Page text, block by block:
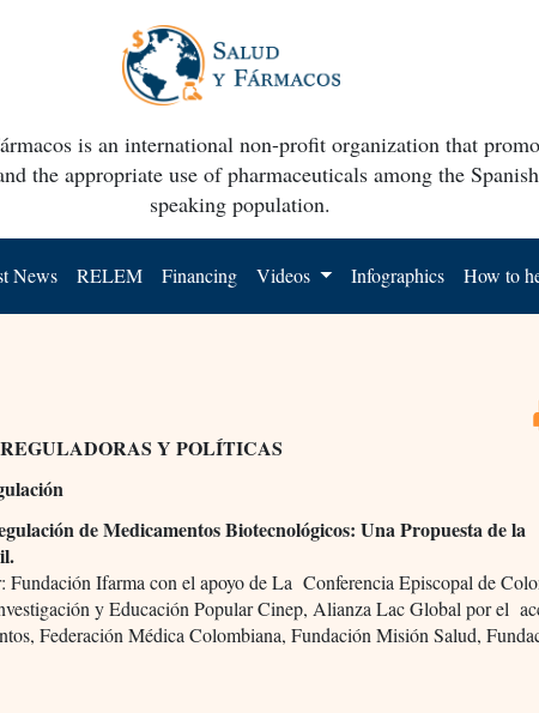
is an international non-profit organization that
the appropriate use of pharmaceuticals among the
speaking population.
News RELEM Financing Videos Infographics How to
Y POLÍTICAS
de Medicamentos Biotecnológicos: Una Propuesta de la
Fundación Ifarma con el apoyo de La Conferencia Episcopal de
y Educación Popular Cinep, Alianza Lac Global por el
Federación Médica Colombiana, Fundación Misión Salud,